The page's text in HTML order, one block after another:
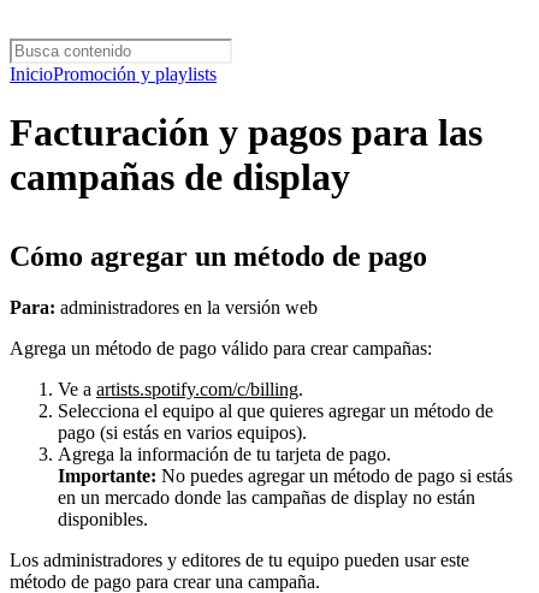
InicioPromoción y playlists
Facturación y pagos para las
campañas de display
Cómo agregar un método de pago
Para: administradores en la versión web
Agrega un método de pago válido para crear campañas:
Ve a artists.spotify.com/c/billing.
Selecciona el equipo al que quieres agregar un método de
pago (si estás en varios equipos).
Agrega la información de tu tarjeta de pago.
Importante: No puedes agregar un método de pago si estás
en un mercado donde las campañas de display no están
disponibles.
Los administradores y editores de tu equipo pueden usar este
método de pago para crear una campaña.